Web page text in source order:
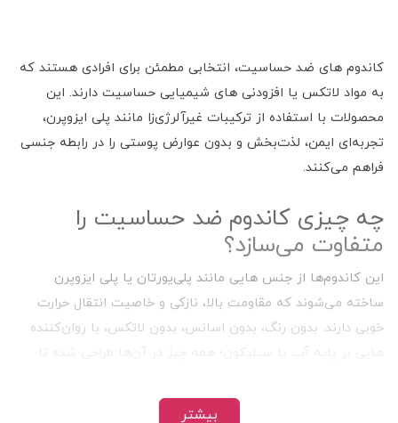
کاندوم های ضد حساسیت، انتخابی مطمئن برای افرادی هستند که
به مواد لاتکس یا افزودنی‌ های شیمیایی حساسیت دارند. این
محصولات با استفاده از ترکیبات غیرآلرژی‌زا مانند پلی‌ ایزوپرن،
تجربه‌ای ایمن، لذت‌بخش و بدون عوارض پوستی را در رابطه جنسی
فراهم می‌کنند.
چه چیزی کاندوم‌ ضد حساسیت را
متفاوت می‌سازد؟
این کاندوم‌ها از جنس‌ هایی مانند پلی‌یورتان یا پلی‌ ایزوپرن
ساخته می‌شوند که مقاومت بالا، نازکی و خاصیت انتقال حرارت
خوبی دارند. بدون رنگ، بدون اسانس، بدون لاتکس، با روان‌کننده‌
هایی بر پایه آب یا سیلیکون؛ همه چیز در آن‌ها طراحی شده تا
نیاز های مختلف کاربران در دسترس است.
بیشتر